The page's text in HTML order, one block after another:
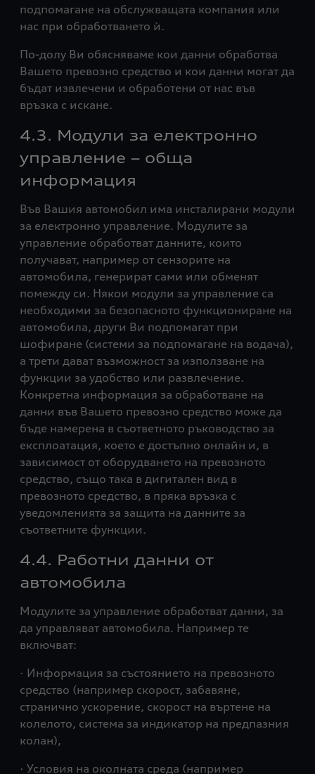
подпомагане на обслужващата компания или
нас при обработването ѝ.
По-долу Ви обясняваме кои данни обработва
Вашето превозно средство и кои данни могат да
бъдат извлечени и обработени от нас във
връзка с искане.
4.3. Модули за електронно
управление – обща
информация
Във Вашия автомобил има инсталирани модули
за електронно управление. Модулите за
управление обработват данните, които
получават, например от сензорите на
автомобила, генерират сами или обменят
помежду си. Някои модули за управление са
необходими за безопасното функциониране на
автомобила, други Ви подпомагат при
шофиране (системи за подпомагане на водача),
а трети дават възможност за използване на
функции за удобство или развлечение.
Конкретна информация за обработване на
данни във Вашето превозно средство може да
бъде намерена в съответното ръководство за
експлоатация, което е достъпно онлайн и, в
зависимост от оборудването на превозното
средство, също така в дигитален вид в
превозното средство, в пряка връзка с
уведомленията за защита на данните за
съответните функции.
4.4. Работни данни от
автомобила
Модулите за управление обработват данни, за
да управляват автомобила. Например те
включват:
· Информация за състоянието на превозното
средство (например скорост, забавяне,
странично ускорение, скорост на въртене на
колелото, система за индикатор на предпазния
колан),
· Условия на околната среда (например